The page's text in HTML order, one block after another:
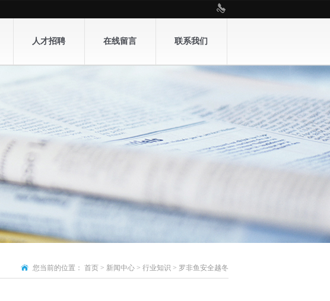
人才招聘 在线留言 联系我们
您当前的位置： 首页> 新闻中心> 行业知识 > 罗非鱼安全越冬